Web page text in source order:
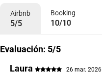
Airbnb
5/5
Booking
10/10
Evaluación: 5/5
Laura
| 26 mar. 2026